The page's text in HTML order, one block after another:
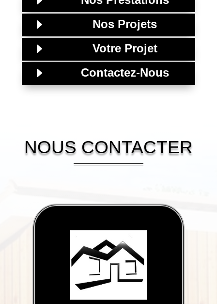
E Nos Projets
E Votre Projet
E Contactez-Nous
NOUS CONTACTER